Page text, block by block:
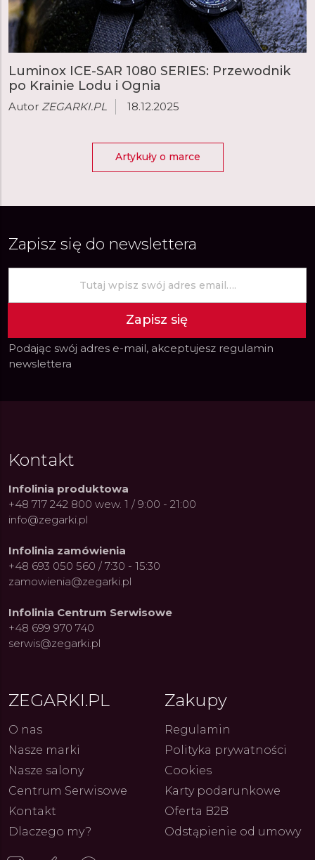
i Dostępny Luksus z
27.07.2026
kolarskich pasji do ikonicznych
kolekcji zegarków
Autor ZEGARKI.PL 4.08.2026
Luminox ICE-SAR 1080 SERIES: Przewodnik
po Krainie Lodu i Ognia
Autor ZEGARKI.PL 18.12.2025
Artykuły o marce
Zapisz się do newslettera
Zapisz się
Podając swój adres e-mail, akceptujesz regulamin
newslettera
Kontakt
Infolinia produktowa
+48 717 242 800 wew. 1 / 9:00 - 21:00
info@zegarki.pl
Infolinia zamówienia
+48 693 050 560 / 7:30 - 15:30
zamowienia@zegarki.pl
Infolinia Centrum Serwisowe
+48 699 970 740
serwis@zegarki.pl
ZEGARKI.PL
O nas
Nasze marki
Nasze salony
Centrum Serwisowe
Kontakt
Dlaczego my?
Zakupy
Regulamin
Polityka prywatności
Cookies
Karty podarunkowe
Oferta B2B
Odstąpienie od umowy